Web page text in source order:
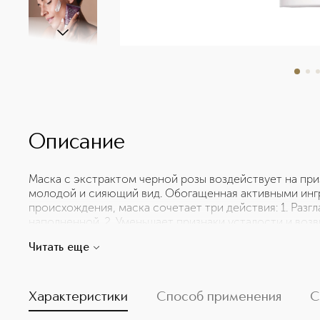
Описание
Маска с экстрактом черной розы воздействует на
молодой и сияющий вид. Обогащенная активными
происхождения, маска сочетает три действия: 1.
наполненной. 2. Уменьшает признаки усталости и
сияющей. Нежная кремовая текстура и фирменный
физалиса – способствует синтезу коллагена для
pavonica – способствует синтезу
Читать еще
Характеристики Способ применения